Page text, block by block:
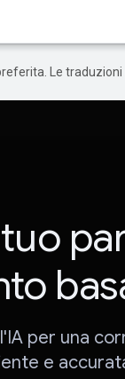
Le
tuo
per una
e